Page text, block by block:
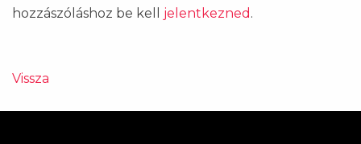
hozzászóláshoz be kell jelentkezned .
Vissza